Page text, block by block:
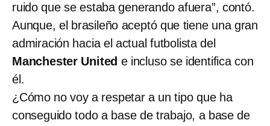
ruido que se estaba generando afuera”, contó.
Aunque, el brasileño aceptó que tiene una gran
admiración hacia el actual futbolista del
Manchester United e incluso se identifica con
él.
¿Cómo no voy a respetar a un tipo que ha
conseguido todo a base de trabajo, a base de